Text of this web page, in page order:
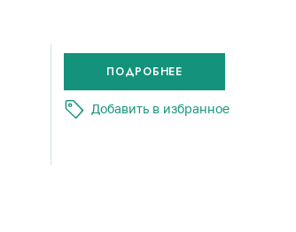
Добавить в избранное